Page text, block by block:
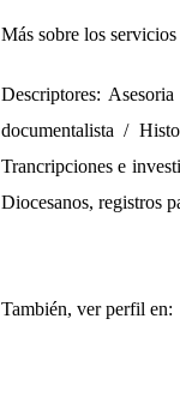
Más sobre los
Descriptores:
documentalista /
Trancripciones e
Diocesanos, registros
También, ver perfil en: